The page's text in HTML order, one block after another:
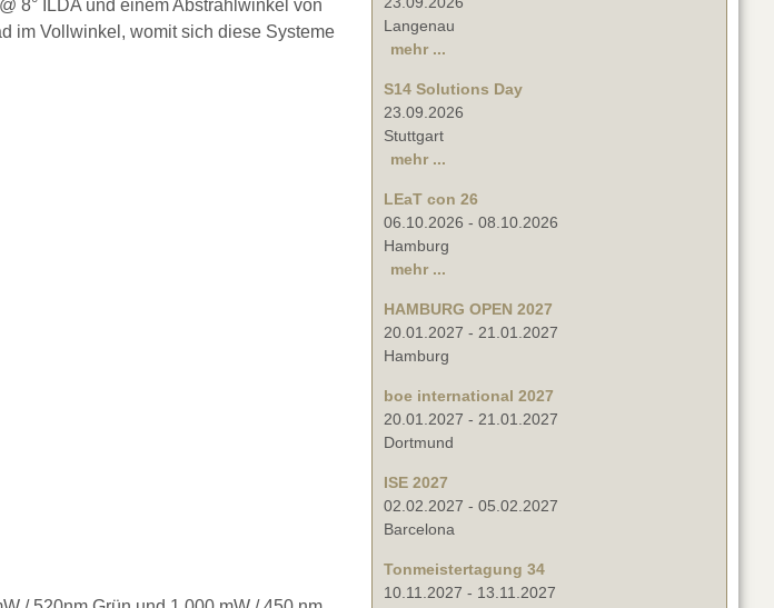
8° ILDA und einem Abstrahlwinkel von
im Vollwinkel, womit sich diese Systeme
Langenau
mehr ...
S14 Solutions Day
23.09.2026
Stuttgart
mehr ...
LEaT con 26
06.10.2026 - 08.10.2026
Hamburg
mehr ...
HAMBURG OPEN 2027
20.01.2027 - 21.01.2027
Hamburg
boe international 2027
20.01.2027 - 21.01.2027
Dortmund
ISE 2027
02.02.2027 - 05.02.2027
Barcelona
Tonmeistertagung 34
10.11.2027 - 13.11.2027